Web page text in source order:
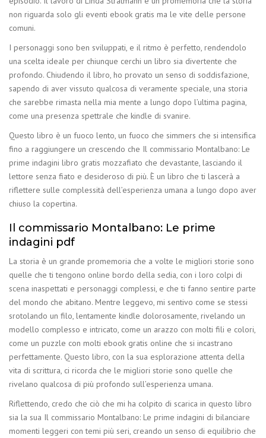
non riguarda solo gli eventi ebook gratis ma le vite delle persone
comuni.
I personaggi sono ben sviluppati, e il ritmo è perfetto, rendendolo
una scelta ideale per chiunque cerchi un libro sia divertente che
profondo. Chiudendo il libro, ho provato un senso di soddisfazione,
sapendo di aver vissuto qualcosa di veramente speciale, una storia
che sarebbe rimasta nella mia mente a lungo dopo l’ultima pagina,
come una presenza spettrale che kindle di svanire.
Questo libro è un fuoco lento, un fuoco che simmers che si intensifica
fino a raggiungere un crescendo che Il commissario Montalbano: Le
prime indagini libro gratis mozzafiato che devastante, lasciando il
lettore senza fiato e desideroso di più. È un libro che ti lascerà a
riflettere sulle complessità dell’esperienza umana a lungo dopo aver
chiuso la copertina.
Il commissario Montalbano: Le prime
indagini pdf
La storia è un grande promemoria che a volte le migliori storie sono
quelle che ti tengono online bordo della sedia, con i loro colpi di
scena inaspettati e personaggi complessi, e che ti fanno sentire parte
del mondo che abitano. Mentre leggevo, mi sentivo come se stessi
srotolando un filo, lentamente kindle dolorosamente, rivelando un
modello complesso e intricato, come un arazzo con molti fili e colori,
come un puzzle con molti ebook gratis online che si incastrano
perfettamente. Questo libro, con la sua esplorazione attenta della
vita di scrittura, ci ricorda che le migliori storie sono quelle che
rivelano qualcosa di più profondo sull’esperienza umana.
Riflettendo, credo che ciò che mi ha colpito di scarica in questo libro
sia la sua Il commissario Montalbano: Le prime indagini di bilanciare
momenti leggeri con temi più seri, creando un senso di equilibrio che